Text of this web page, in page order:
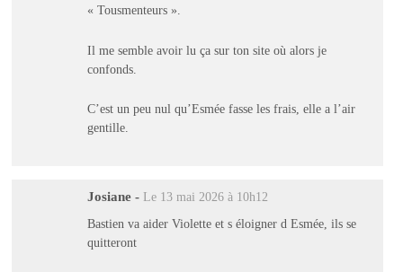
« Tousmenteurs ».
Il me semble avoir lu ça sur ton site où alors je
confonds.
C’est un peu nul qu’Esmée fasse les frais, elle a l’air
gentille.
Josiane - Le 13 mai 2026 à 10h12
Bastien va aider Violette et s éloigner d Esmée, ils se
quitteront